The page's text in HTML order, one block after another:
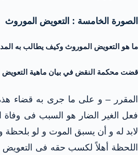
الصورة الخامسة : التعويض الموروث
ما هو التعويض الموروث وكيف يطالب به
قضت محكمة النقض في بيان ماهية التعويض
المقرر – و على ما جرى به قضاء
فعل الغير الضار هو السبب فى وفاة
لابد له و أن يسبق الموت و لو
اللحظة أهلاً لكسب حقه فى